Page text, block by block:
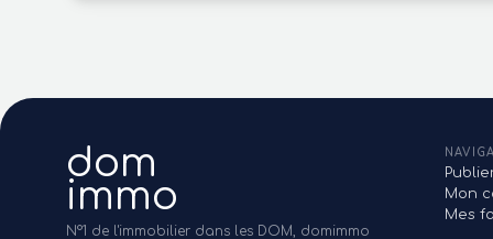
dom
immo
N°1 de l'immobilier dans les DOM, domimmo
Mon
Mes